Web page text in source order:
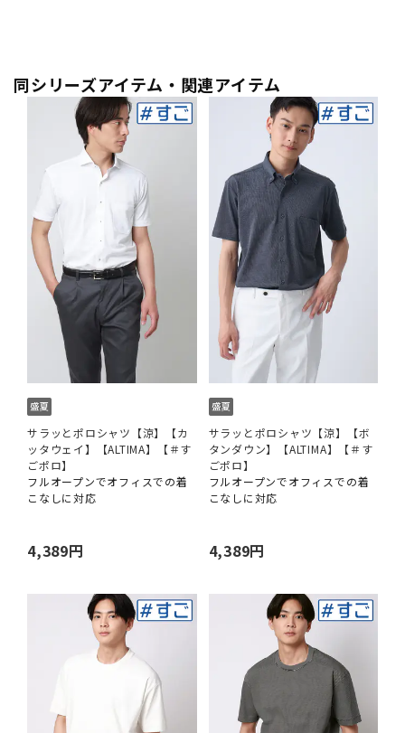
同シリーズアイテム・関連アイテム
サラッとポロシャツ【涼】【カ
ッタウェイ】【ALTIMA】【＃す
ごポロ】
フルオープンでオフィスでの着
こなしに対応
4,389円
サラッとポロシャツ【涼】【ボ
タンダウン】【ALTIMA】【＃す
ごポロ】
フルオープンでオフィスでの着
こなしに対応
4,389円